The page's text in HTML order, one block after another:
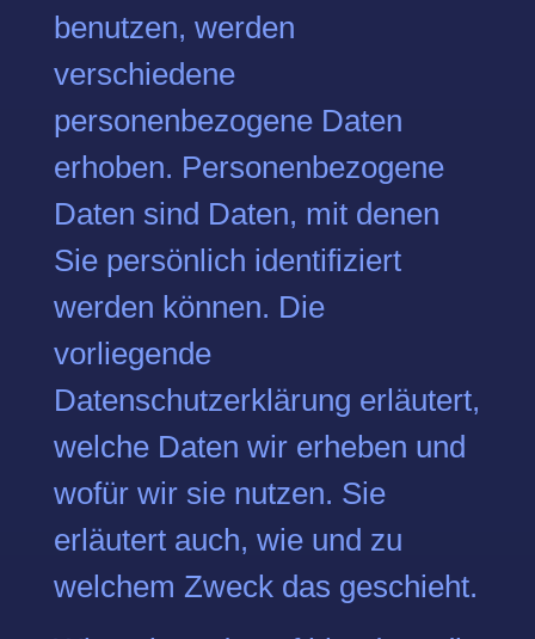
benutzen, werden
verschiedene
personenbezogene Daten
erhoben. Personenbezogene
Daten sind Daten, mit denen
Sie persönlich identifiziert
werden können. Die
vorliegende
Datenschutzerklärung erläutert,
welche Daten wir erheben und
wofür wir sie nutzen. Sie
erläutert auch, wie und zu
welchem Zweck das geschieht.